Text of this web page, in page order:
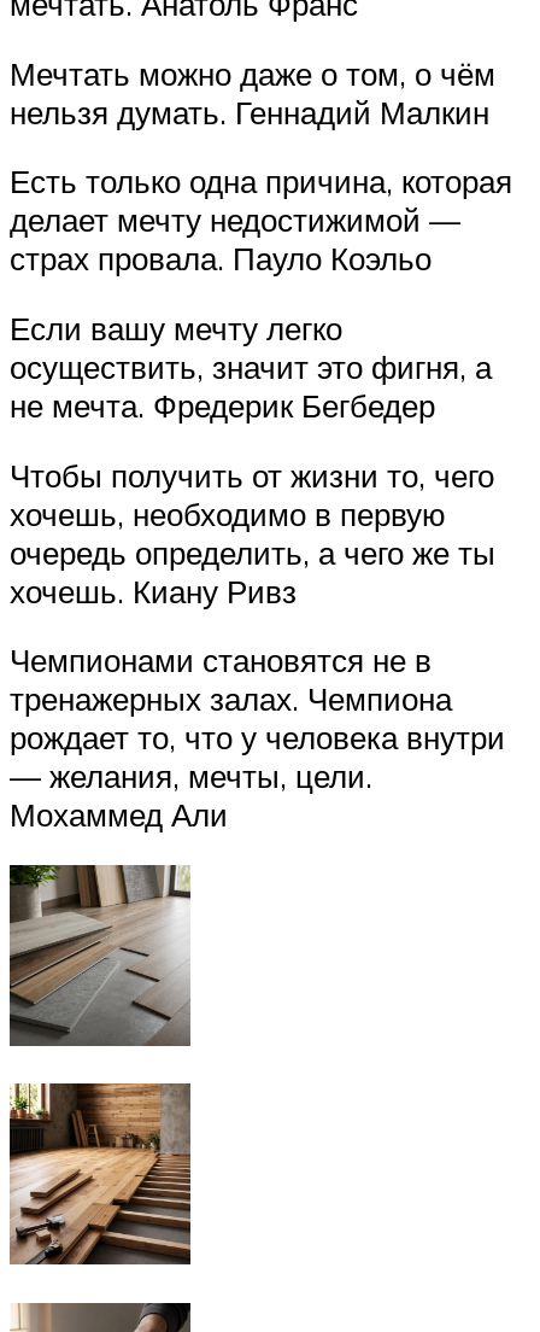
Мечтать можно даже о том, о чём
нельзя думать. Геннадий Малкин
Есть только одна причина, которая
делает мечту недостижимой —
страх провала. Пауло Коэльо
Если вашу мечту легко
осуществить, значит это фигня, а
не мечта. Фредерик Бегбедер
Чтобы получить от жизни то, чего
хочешь, необходимо в первую
очередь определить, а чего же ты
хочешь. Киану Ривз
Чемпионами становятся не в
тренажерных залах. Чемпиона
рождает то, что у человека внутри
— желания, мечты, цели.
Мохаммед Али